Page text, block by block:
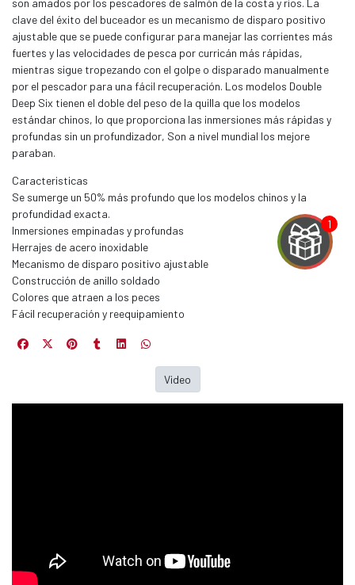
clave del éxito del buceador es un mecanismo de disparo positivo
ajustable que se puede configurar para manejar las corrientes más
fuertes y las velocidades de pesca por curricán más rápidas,
mientras sigue tropezando con el golpe o disparado manualmente
por el pescador para una fácil recuperación. Los modelos Double
Deep Six tienen el doble del peso de la quilla que los modelos
estándar chinos, lo que proporciona las inmersiones más rápidas y
profundas sin un profundizador, Son a nivel mundial los mejore
paraban.
Caracteristicas
Se sumerge un 50% más profundo que los modelos chinos y la
profundidad exacta.
Inmersiones empinadas y profundas
Herrajes de acero inoxidable
Mecanismo de disparo positivo ajustable
Construcción de anillo soldado
Colores que atraen a los peces
Fácil recuperación y reequipamiento
Video